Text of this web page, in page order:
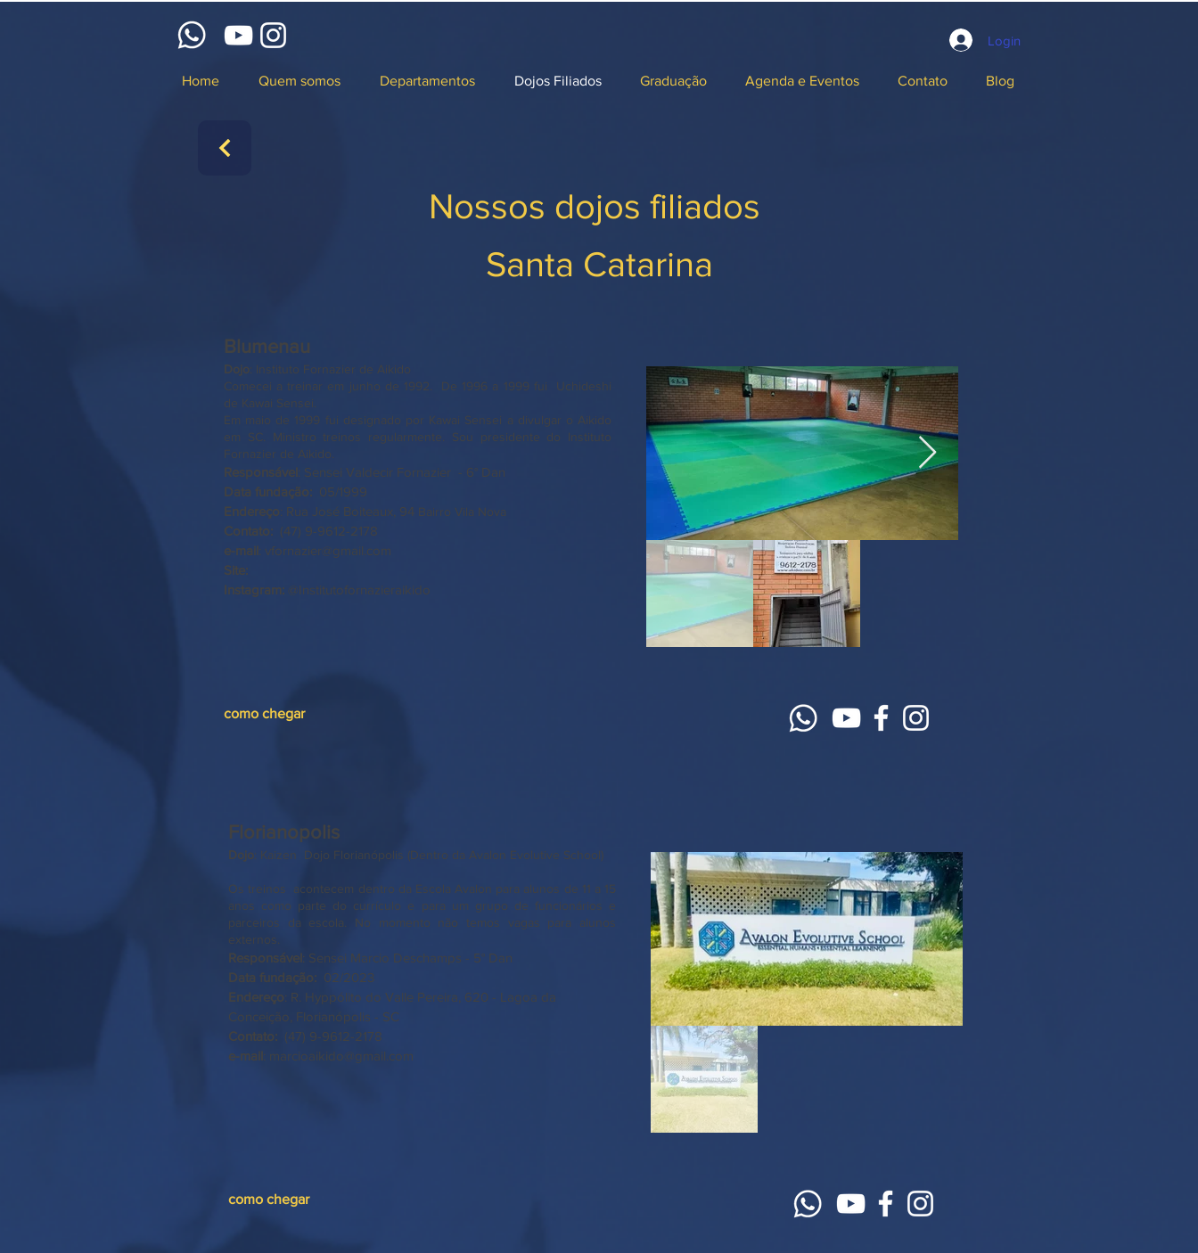
Login
Home Quem somos Departamentos Dojos Filiados Graduação Agenda e Eventos Contato Blog
Nossos dojos filiados
Santa Catarina
Blumenau
Dojo : Instituto Fornazier de Aikido
​Comecei a treinar em junho de 1992. De 1996 a 1999 fui Uchideshi
de Kawai Sensei.
Em maio de 1999 fui designado por Kawai Sensei a divulgar o Aikido
em SC. Ministro treinos regularmente. Sou presidente do Instituto
Fornazier de Aikido.
Responsável: Sensei Valdecir Fornazier - 6° Dan
Data fundação: 05/1999
Endereço: Rua José Boiteaux, 94 Bairro Vila Nova
Contato: (47) 9-9612-2178
e-mail: vfornazier@gmail.com
Site:
Instagram: @Institutofornazieraikido
como chegar
Florianopolis
Dojo: Kaizen Dojo Florianópolis (Dentro da Avalon Evolutive School)
​Os treinos acontecem dentro da Escola Avalon para alunos de 11 a 15
anos como parte do currículo e para um grupo de funcionários e
parceiros da escola. No momento não temos vagas para alunos
externos.
Responsável: Sensei Marcio Deschamps - 5° Dan
Data fundação: 02/2023
Endereço: R. Hyppólito do Valle Pereira, 620 - Lagoa da
Conceição, Florianópolis - SC
Contato: (47) 9-9612-2178
e-mail: marcioaikido@gmail.com
como chegar